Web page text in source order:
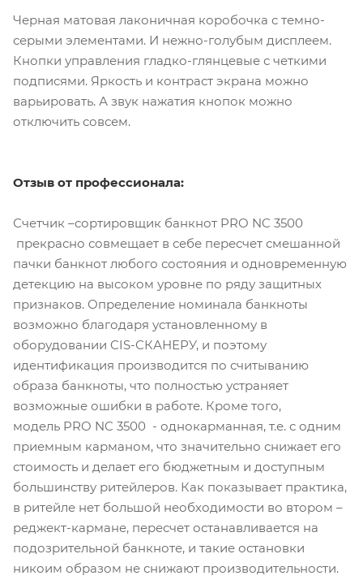
Черная матовая лаконичная коробочка с темно-
серыми элементами. И нежно-голубым дисплеем.
Кнопки управления гладко-глянцевые с четкими
подписями. Яркость и контраст экрана можно
варьировать. А звук нажатия кнопок можно
отключить совсем.
Отзыв от профессионала:
Счетчик –сортировщик банкнот PRO NC 3500
прекрасно совмещает в себе пересчет смешанной
пачки банкнот любого состояния и одновременную
детекцию на высоком уровне по ряду защитных
признаков. Определение номинала банкноты
возможно благодаря установленному в
оборудовании CIS-СКАНЕРУ, и поэтому
идентификация производится по считыванию
образа банкноты, что полностью устраняет
возможные ошибки в работе. Кроме того,
модель PRO NC 3500 - однокарманная, т.е. с одним
приемным карманом, что значительно снижает его
стоимость и делает его бюджетным и доступным
большинству ритейлеров. Как показывает практика,
в ритейле нет большой необходимости во втором –
реджект-кармане, пересчет останавливается на
подозрительной банкноте, и такие остановки
никоим образом не снижают производительности.